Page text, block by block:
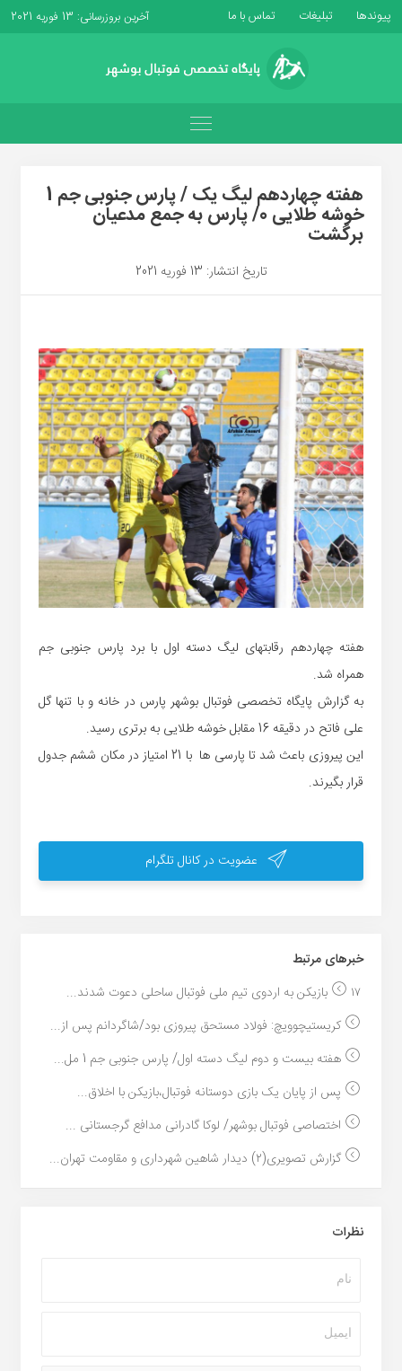
پیوندها تبلیغات تماس با ما آخرین بروزرسانی: 13 فوریه 2021
هفته چهاردهم لیگ یک / پارس جنوبی جم 1
خوشه طلایی 0/ پارس به جمع مدعیان
برگشت
تاریخ انتشار: 13 فوریه 2021
هفته چهاردهم رقابتهای لیگ دسته اول با برد پارس جنوبی جم
همراه شد.
به گزارش پایگاه تخصصی فوتبال بوشهر پارس در خانه و با تنها گل
علی فاتح در دقیقه 16 مقابل خوشه طلایی به برتری رسید.
این پیروزی باعث شد تا پارسی ها با 21 امتیاز در مکان ششم جدول
قرار بگیرند.
عضویت در کانال تلگرام
خبر‌های مرتبط
۱۷ بازیکن به اردوی تیم ملی فوتبال ساحلی دعوت شدند...
کریستیچوویچ: فولاد مستحق پیروزی بود/شاگردانم پس از...
هفته بیست و دوم لیگ دسته اول/ پارس جنوبی جم 1 مل...
پس از پایان یک بازی دوستانه فوتبال،بازیکن با اخلاق...
اختصاصی فوتبال بوشهر/ لوکا گادرانی مدافع گرجستانی ...
گزارش تصویری(۲) دیدار شاهین شهرداری و مقاومت تهران...
نظرات